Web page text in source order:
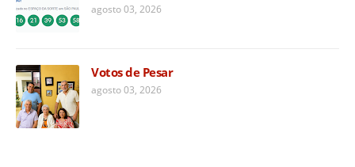
agosto 03, 2026
Votos de Pesar
agosto 03, 2026